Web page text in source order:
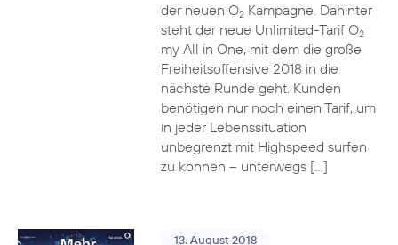
der neuen O2Kampagne. Dahinter
steht der neue Unlimited-Tarif O2
my All in One, mit dem die große
Freiheitsoffensive 2018 in die
nächste Runde geht. Kunden
benötigen nur noch einen Tarif, um
in jeder Lebenssituation
unbegrenzt mit Highspeed surfen
zu können – unterwegs […]
13. August 2018